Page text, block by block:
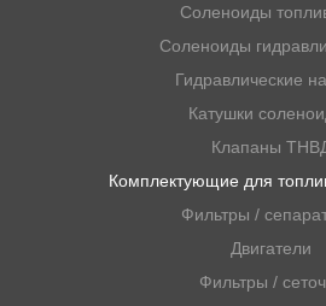
Соленоиды
Соленоиды
Гидравлические
Катушки
Клапаны
Комплектующие для
Фильтры /
Двигатели
Фильтры /